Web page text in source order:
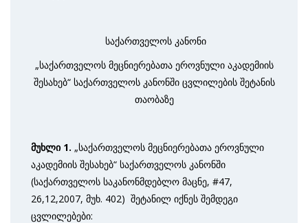
საქართველოს კანონი
„საქართველოს მეცნიერებათა ეროვნული აკადემიის
შესახებ“ საქართველოს კანონში ცვლილების შეტანის
თაობაზე
მუხლი 1. „საქართველოს მეცნიერებათა ეროვნული
აკადემიის შესახებ“ საქართველოს კანონში
(საქართველოს საკანონმდებლო მაცნე, #47,
26,12,2007, მუხ. 402) შეტანილ იქნეს შემდეგი
ცვლილებები: